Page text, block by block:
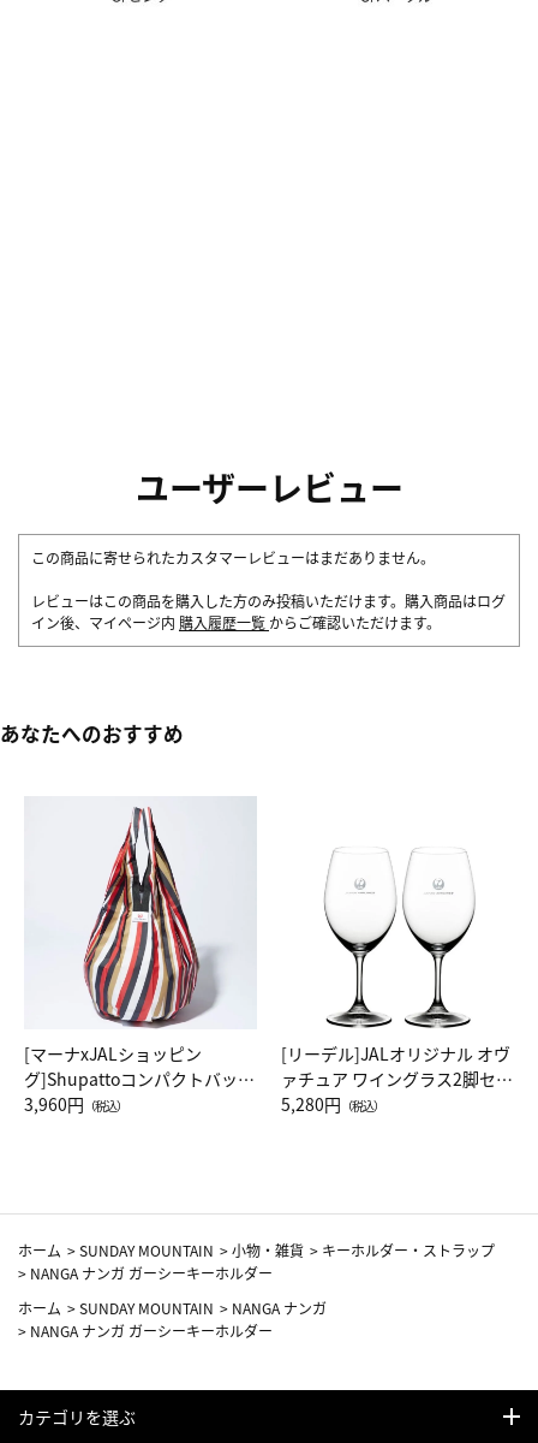
ユーザーレビュー
この商品に寄せられたカスタマーレビューはまだありません。
レビューはこの商品を購入した方のみ投稿いただけます。購入商品はログ
イン後、マイページ内 購入履歴一覧 からご確認いただけます。
あなたへのおすすめ
[マーナxJALショッピン
グ]Shupattoコンパクトバッグ
Drop JAL客室乗務員（LC）ス
3,960円 （税込）
[リーデル]JALオリジナル オヴ
ァチュア ワイングラス2脚セッ
ト（レッドワイン）
5,280円 （税込）
ホーム >SUNDAY MOUNTAIN >小物・雑貨 > キーホルダー・ストラップ
> NANGA ナンガ ガーシーキーホルダー
ホーム >SUNDAY MOUNTAIN > NANGA ナンガ
> NANGA ナンガ ガーシーキーホルダー
カテゴリを選ぶ